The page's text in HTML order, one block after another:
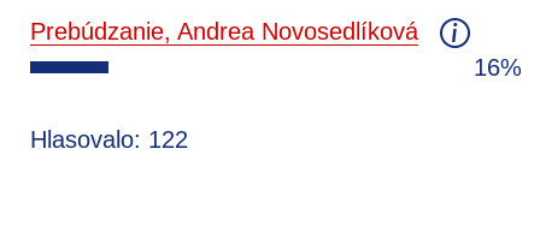
Prebúdzanie, Andrea Novosedlíková
16%
Hlasovalo: 122